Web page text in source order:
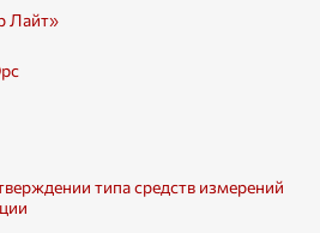
Лайт»
типа средств измерений